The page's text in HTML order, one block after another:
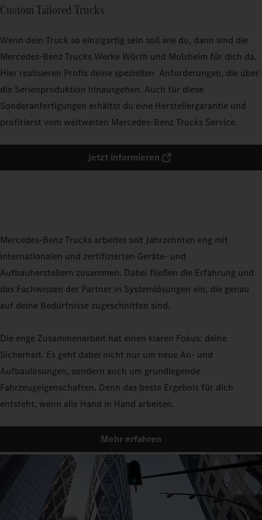
Custom Tailored Trucks
Wenn dein Truck so einzigartig sein soll wie du, dann sind die
Mercedes-Benz Trucks Werke Wörth und Molsheim für dich da.
Hier realisieren Profis deine speziellen Anforderungen, die über
die Serienproduktion hinausgehen. Auch für diese
Sonderanfertigungen erhältst du eine Herstellergarantie und
profitierst vom weltweiten Mercedes-Benz Trucks Service.
Jetzt informieren
Mercedes-Benz Trucks arbeitet seit Jahrzehnten eng mit
internationalen und zertifizierten Geräte- und
Aufbauherstellern zusammen. Dabei fließen die Erfahrung und
das Fachwissen der Partner in Systemlösungen ein, die genau
auf deine Bedürfnisse zugeschnitten sind.
Die enge Zusammenarbeit hat einen klaren Fokus: deine
Sicherheit. Es geht dabei nicht nur um neue An- und
Aufbaulösungen, sondern auch um grundlegende
Fahrzeugeigenschaften. Denn das beste Ergebnis für dich
entsteht, wenn alle Hand in Hand arbeiten.
Mehr erfahren